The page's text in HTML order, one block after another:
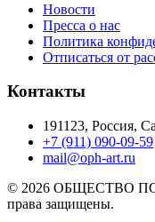
Новости
Пресса о нас
Политика
Отписаться от
Контакты
191123, Россия,
+7 (911) 090-09-59
mail@oph-art.ru
© 2026 ОБЩЕСТВО
права защищены.